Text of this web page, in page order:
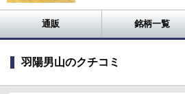
通販 銘柄一覧
羽陽男山のクチコミ